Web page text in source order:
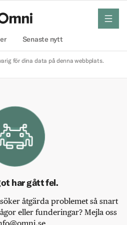
Senaste nytt
meny
för dina data på denna webbplats.
har gått fel.
åtgärda problemet så snart
eller funderingar? Mejla oss